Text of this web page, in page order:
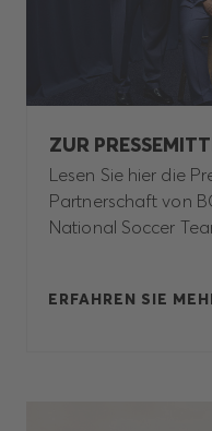
ZUR
Lesen Sie hier die
Partnerschaft von
National Soccer
ERFAHREN SIE